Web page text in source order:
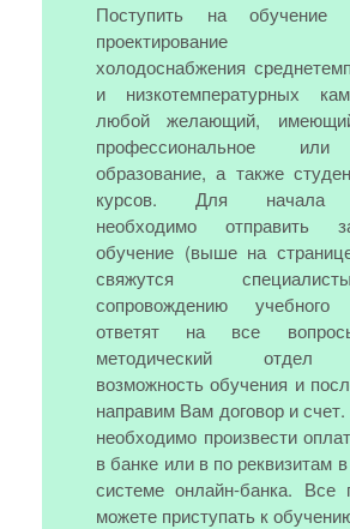
Поступить на обучение
проектирование
холодоснабжения
и низкотемпературных
любой желающий,
профессиональное
образование, а также
курсов. Для начала
необходимо отправить
обучение (выше на
свяжутся
сопровождению учебного
ответят на все
методический отдел
возможность обучения и
направим Вам договор и
необходимо произвести
в банке или в по реквизитам
системе онлайн-банка. Все
можете приступать к